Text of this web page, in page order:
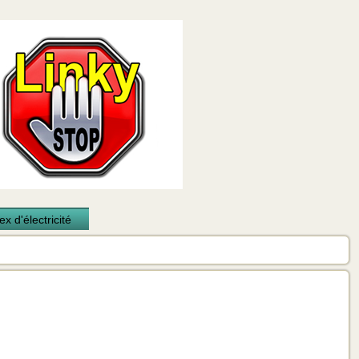
d'électricité